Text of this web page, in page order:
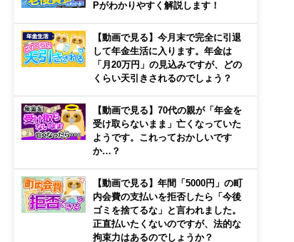
Pがわかりやすく解説します！
【動画で見る】今月末で完全に引退
して年金生活に入ります。年金は
「月20万円」の見込みですが、どの
くらい天引きされるのでしょう？
【動画で見る】70代の親が「年金を
受け取らないまま」亡くなっていた
ようです。これっておかしいです
か…？
【動画で見る】年間「5000円」の町
内会費の支払いを拒否したら「今後
ゴミを捨てるな」と言われました。
正直払いたくないのですが、法的な
拘束力はあるのでしょうか？